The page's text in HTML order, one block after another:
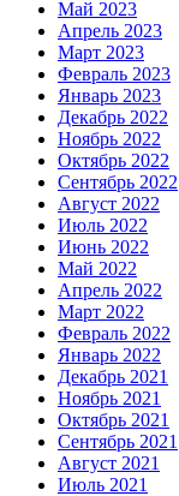
Май 2023
Апрель 2023
Март 2023
Февраль 2023
Январь 2023
Декабрь 2022
Ноябрь 2022
Октябрь 2022
Сентябрь 2022
Август 2022
Июль 2022
Июнь 2022
Май 2022
Апрель 2022
Март 2022
Февраль 2022
Январь 2022
Декабрь 2021
Ноябрь 2021
Октябрь 2021
Сентябрь 2021
Август 2021
Июль 2021